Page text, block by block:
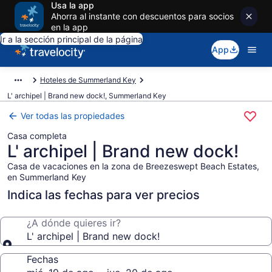
Usa la app
Ahorra al instante con descuentos para socios
en la app
Ir a la sección principal de la página
App
Hoteles de Summerland Key
L' archipel | Brand new dock!, Summerland Key
Ver todas las propiedades
Casa completa
L' archipel | Brand new dock!
Casa de vacaciones en la zona de Breezeswept Beach Estates,
en Summerland Key
Indica las fechas para ver precios
¿A dónde quieres ir?
L' archipel | Brand new dock!
Fechas